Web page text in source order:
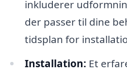
inkluderer
der passer til dine
tidsplan for
Installation: Et